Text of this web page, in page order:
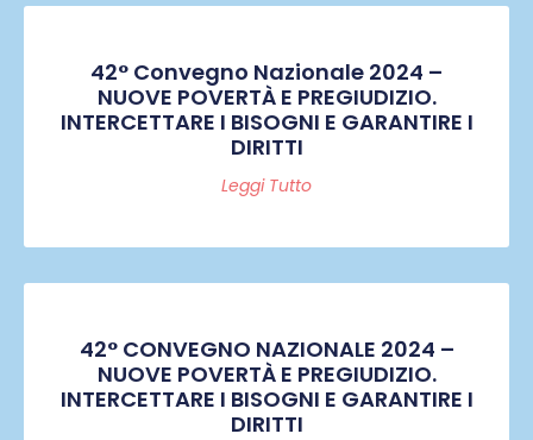
42° Convegno Nazionale 2024 –
NUOVE POVERTÀ E PREGIUDIZIO.
INTERCETTARE I BISOGNI E GARANTIRE I
DIRITTI
Leggi Tutto
42° CONVEGNO NAZIONALE 2024 –
NUOVE POVERTÀ E PREGIUDIZIO.
INTERCETTARE I BISOGNI E GARANTIRE I
DIRITTI